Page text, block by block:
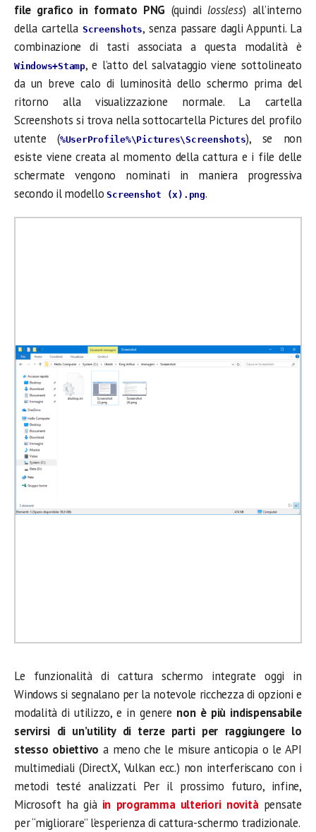
file grafico in formato PNG (quindilossless) all’interno
della cartella Screenshots, senza passare dagli Appunti. La
combinazione di tasti associata a questa modalità è
Windows+Stamp, e l’atto del salvataggio viene sottolineato
da un breve calo di luminosità dello schermo prima del
ritorno alla visualizzazione normale. La cartella
Screenshots si trova nella sottocartella Pictures del profilo
utente (%UserProfile%\Pictures\Screenshots), se non
esiste viene creata al momento della cattura e i file delle
schermate vengono nominati in maniera progressiva
secondo il modelloScreenshot (x).png.
Le funzionalità di cattura schermo integrate oggi in
Windows si segnalano per la notevole ricchezza di opzioni e
modalità di utilizzo, e in genere non è più indispensabile
servirsi di un’utility di terze parti per raggiungere lo
stesso obiettivo a meno che le misure anticopia o le API
multimediali (DirectX, Vulkan ecc.) non interferiscano con i
metodi testé analizzati. Per il prossimo futuro, infine,
Microsoft ha già in programma ulteriori novitàpensate
per “migliorare” l’esperienza di cattura-schermo tradizionale.